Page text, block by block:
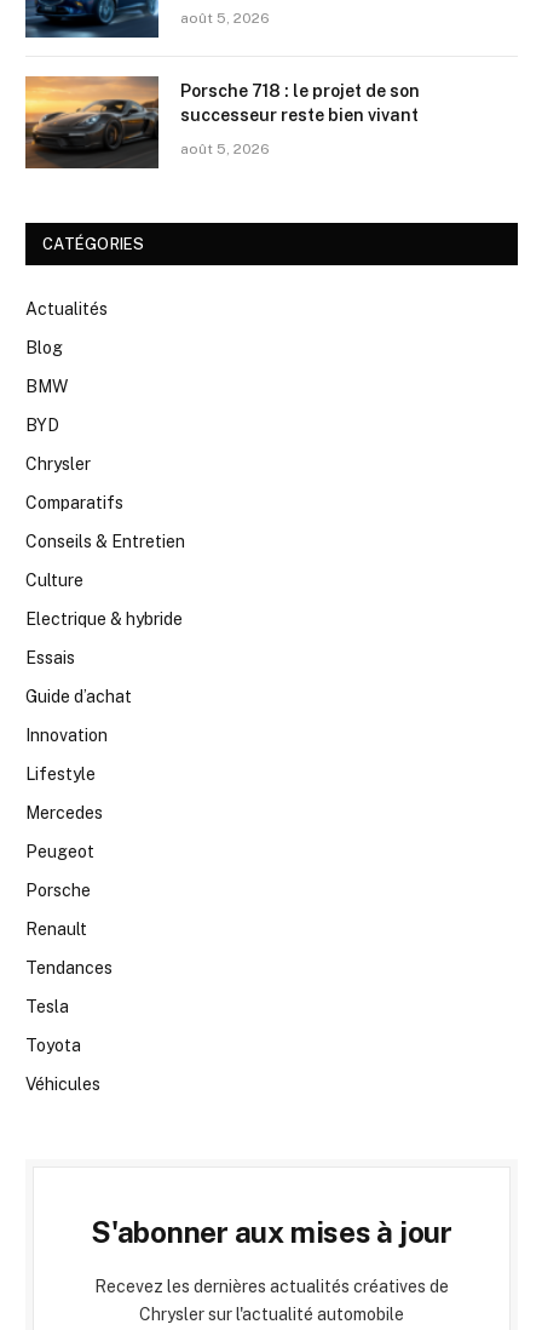
août 5, 2026
Porsche 718 : le projet de son
successeur reste bien vivant
août 5, 2026
CATÉGORIES
Actualités
Blog
BMW
BYD
Chrysler
Comparatifs
Conseils & Entretien
Culture
Electrique & hybride
Essais
Guide d’achat
Innovation
Lifestyle
Mercedes
Peugeot
Porsche
Renault
Tendances
Tesla
Toyota
Véhicules
S'abonner aux mises à jour
Recevez les dernières actualités créatives de
Chrysler sur l'actualité automobile